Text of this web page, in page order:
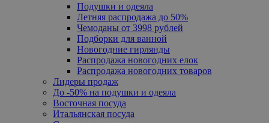
Подушки и одеяла
Летняя распродажа до 50%
Чемоданы от 3998 рублей
Подборки для ванной
Новогодние гирлянды
Распродажа новогодних елок
Распродажа новогодних товаров
Лидеры продаж
До -50% на подушки и одеяла
Восточная посуда
Итальянская посуда